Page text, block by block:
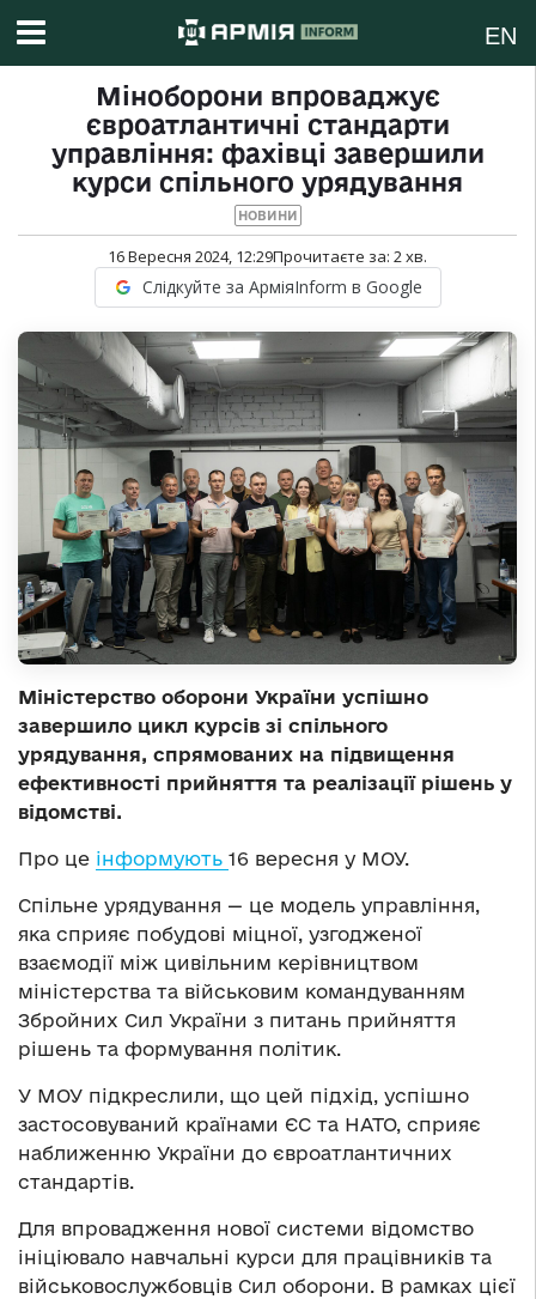
EN
Міноборони впроваджує
євроатлантичні стандарти
управління: фахівці завершили
курси спільного урядування
НОВИНИ
16 Вересня 2024, 12:29Прочитаєте за: 2хв.
Слідкуйте за АрміяInform в Google
Міністерство оборони України успішно
завершило цикл курсів зі спільного
урядування, спрямованих на підвищення
ефективності прийняття та реалізації рішень у
відомстві.
Про це інформують 16 вересня у МОУ.
Спільне урядування — це модель управління,
яка сприяє побудові міцної, узгодженої
взаємодії між цивільним керівництвом
міністерства та військовим командуванням
Збройних Сил України з питань прийняття
рішень та формування політик.
У МОУ підкреслили, що цей підхід, успішно
застосовуваний країнами ЄС та НАТО, сприяє
наближенню України до євроатлантичних
стандартів.
Для впровадження нової системи відомство
ініціювало навчальні курси для працівників та
військовослужбовців Сил оборони. В рамках цієї